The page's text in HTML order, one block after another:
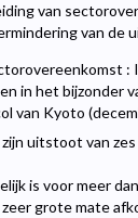
van
van de
:
in het bijzonder
van Kyoto
uitstoot van
is voor meer
grote mate